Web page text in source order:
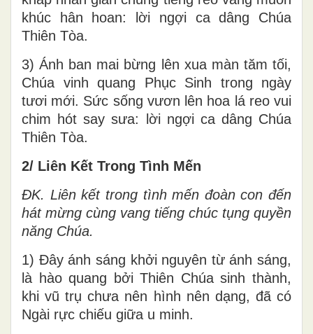
khúc hân hoan: lời ngợi ca dâng Chúa
Thiên Tòa.
3) Ánh ban mai bừng lên xua màn tăm tối,
Chúa vinh quang Phục Sinh trong ngày
tươi mới. Sức sống vươn lên hoa lá reo vui
chim hót say sưa: lời ngợi ca dâng Chúa
Thiên Tòa.
2/ Liên Kết Trong Tình Mến
ĐK. Liên kết trong tình mến đoàn con đến
hát mừng cùng vang tiếng chúc tụng quyền
năng Chúa.
1) Đây ánh sáng khởi nguyên từ ánh sáng,
là hào quang bởi Thiên Chúa sinh thành,
khi vũ trụ chưa nên hình nên dạng, đã có
Ngài rực chiếu giữa u minh.